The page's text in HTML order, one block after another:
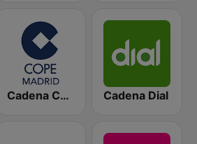
Cadena COPE Madrid Cadena Dial